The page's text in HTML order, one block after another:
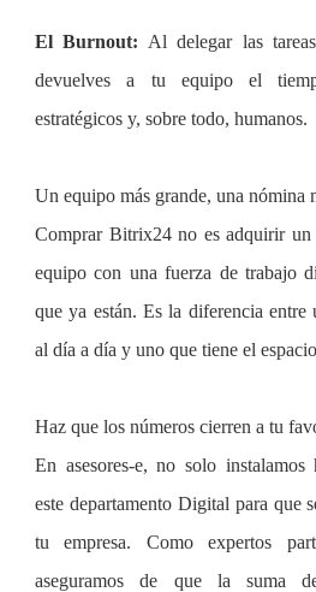
El Burnout: Al delegar las
devuelves a tu equipo el
estratégicos y, sobre todo, humanos.
Un equipo más grande, una nómina
Comprar Bitrix24 no es adquirir un
equipo con una fuerza de trabajo
que ya están. Es la diferencia
al día a día y uno que tiene el
Haz que los números cierren a tu
En asesores-e, no solo instalamos
este departamento Digital para que
tu empresa. Como expertos
aseguramos de que la suma